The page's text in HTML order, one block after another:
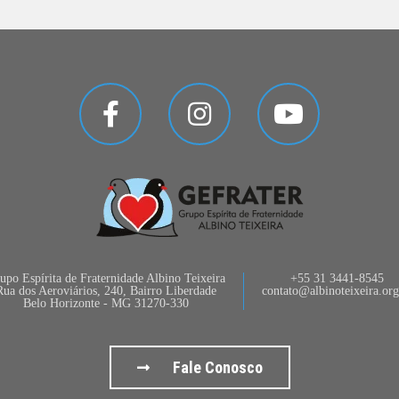
Espírita de Fraternidade Albino Teixeira
dos Aeroviários, 240, Bairro Liberdade
Belo Horizonte - MG 31270-330
+55 31 3441-8545
Fale Conosco